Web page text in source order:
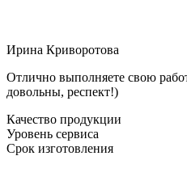
Ирина Криворотова
Отлично выполняете свою
довольны, респект!)
Качество продукции
Уровень сервиса
Срок изготовления